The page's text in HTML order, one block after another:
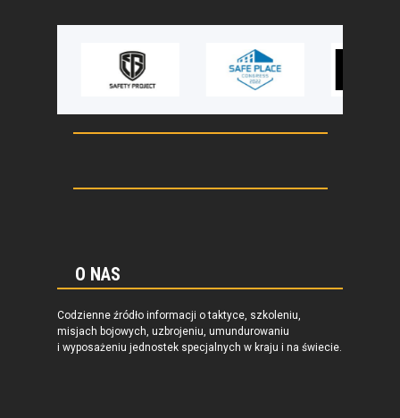
O NAS
Codzienne źródło informacji o taktyce, szkoleniu,
misjach bojowych, uzbrojeniu, umundurowaniu
i wyposażeniu jednostek specjalnych w kraju i na świecie.